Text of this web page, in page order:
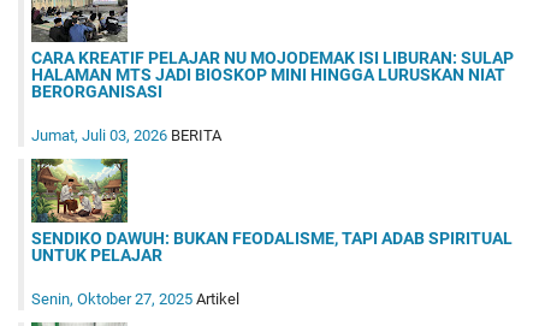
CARA KREATIF PELAJAR NU MOJODEMAK ISI LIBURAN: SULAP
HALAMAN MTS JADI BIOSKOP MINI HINGGA LURUSKAN NIAT
BERORGANISASI
Jumat, Juli 03, 2026 BERITA
SENDIKO DAWUH: BUKAN FEODALISME, TAPI ADAB SPIRITUAL
UNTUK PELAJAR
Senin, Oktober 27, 2025 Artikel